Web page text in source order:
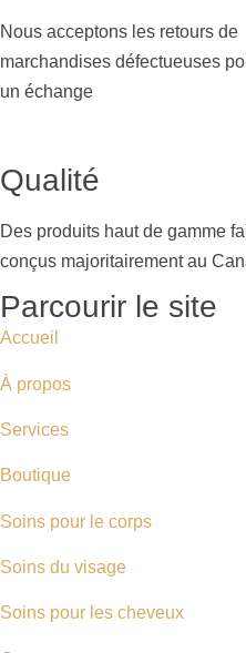
Nous acceptons les retours de
marchandises défectueuses
un échange
Qualité
Des produits haut de gamme
conçus majoritairement au
Parcourir le site
Accueil
À propos
Services
Boutique
Soins pour le corps
Soins du visage
Soins pour les cheveux